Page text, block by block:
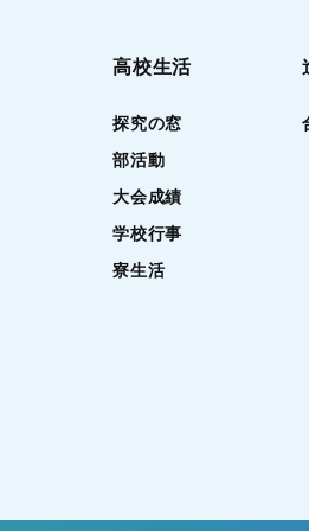
高校生活
探究の窓
部活動
大会成績
学校行事
寮生活